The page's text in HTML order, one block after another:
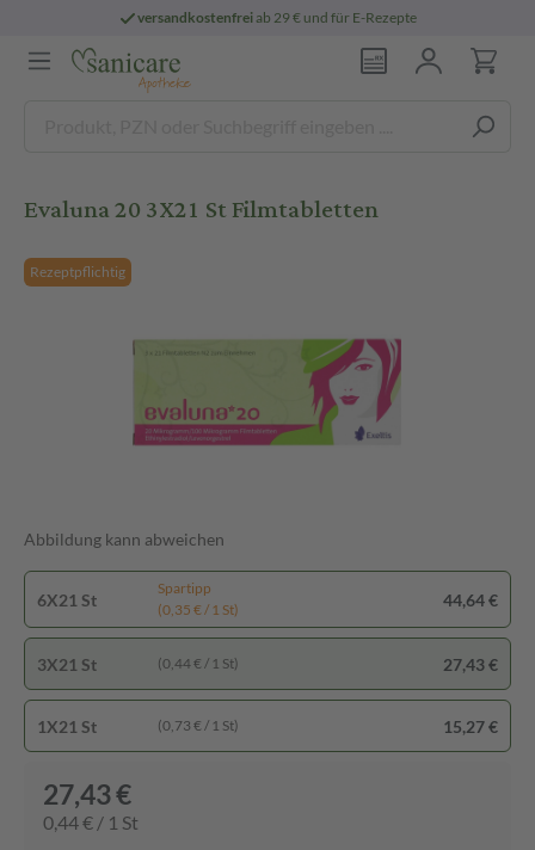
versandkostenfreiab 29 € und für E-Rezepte
Evaluna 20 3X21 St Filmtabletten
Rezeptpflichtig
Abbildung kann abweichen
6X21 St
Spartipp
(0,35 € / 1 St)
44,64 €
3X21 St (0,44 € / 1 St) 27,43 €
1X21 St (0,73 € / 1 St) 15,27 €
27,43 €
0,44 € / 1 St